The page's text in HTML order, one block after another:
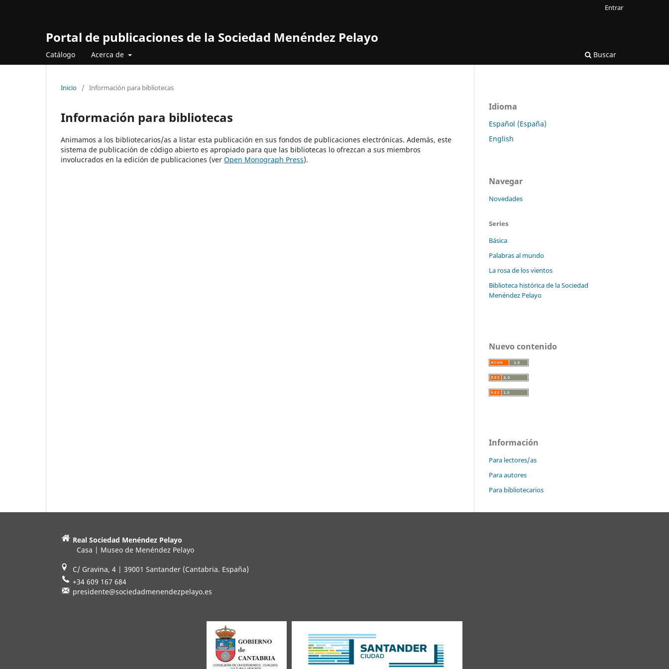
Portal de publicaciones de la Sociedad Menéndez Pelayo
Catálogo Acerca de Buscar
Entrar
Inicio / Información para bibliotecas
Información para bibliotecas
Animamos a los bibliotecarios/as a listar esta publicación en sus fondos de publicaciones electrónicas. Además, este
sistema de publicación de código abierto es apropiado para que las bibliotecas lo ofrezcan a sus miembros
involucrados en la edición de publicaciones (ver Open Monograph Press).
Idioma
Español (España)
English
Navegar
Novedades
Series
Básica
Palabras al mundo
La rosa de los vientos
Biblioteca histórica de la Sociedad
Menéndez Pelayo
Nuevo contenido
Información
Para lectores/as
Para autores
Para bibliotecarios
Real Sociedad Menéndez Pelayo
Casa | Museo de Menéndez Pelayo
C/ Gravina, 4 | 39001 Santander (Cantabria. España)
+34 609 167 684
presidente@sociedadmenendezpelayo.es